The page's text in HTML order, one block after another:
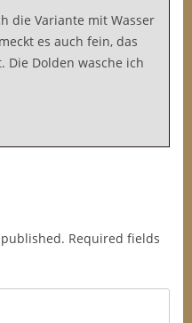
die Variante mit Wasser
es auch fein, das
Die Dolden wasche ich
Required fields